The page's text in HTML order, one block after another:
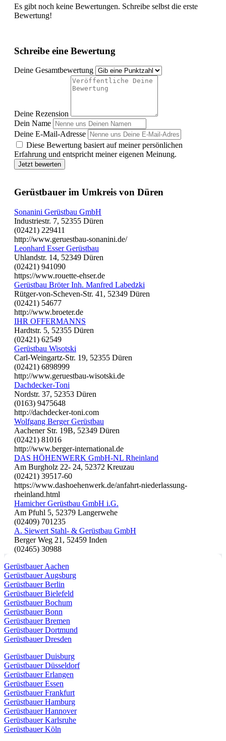
Es gibt noch keine Bewertungen. Schreibe selbst die erste
Bewertung!
Schreibe eine Bewertung
Deine Gesamtbewertung
Deine Rezension
Dein Name
Deine E-Mail-Adresse
Diese Bewertung basiert auf meiner persönlichen
Erfahrung und entspricht meiner eigenen Meinung.
Jetzt bewerten
Gerüstbauer im Umkreis von Düren
Sonanini Gerüstbau GmbH
Industriestr. 7, 52355 Düren
(02421) 229411
http://www.geruestbau-sonanini.de/
Leonhard Esser Gerüstbau
Uhlandstr. 14, 52349 Düren
(02421) 941090
https://www.rouette-ehser.de
Gerüstbau Bröter Inh. Manfred Labedzki
Rütger-von-Scheven-Str. 41, 52349 Düren
(02421) 54677
http://www.broeter.de
IHR OFFERMANNS
Hardtstr. 5, 52355 Düren
(02421) 62549
Gerüstbau Wisotski
Carl-Weingartz-Str. 19, 52355 Düren
(02421) 6898999
http://www.geruestbau-wisotski.de
Dachdecker-Toni
Nordstr. 37, 52353 Düren
(0163) 9475648
http://dachdecker-toni.com
Wolfgang Berger Gerüstbau
Aachener Str. 19B, 52349 Düren
(02421) 81016
http://www.berger-international.de
DAS HÖHENWERK GmbH-NL Rheinland
Am Burgholz 22- 24, 52372 Kreuzau
(02421) 39517-60
https://www.dashoehenwerk.de/anfahrt-niederlassung-
rheinland.html
Hamicher Gerüstbau GmbH i.G.
Am Pfuhl 5, 52379 Langerwehe
(02409) 701235
A. Siewert Stahl- & Gerüstbau GmbH
Berger Weg 21, 52459 Inden
(02465) 30988
Gerüstbauer Aachen
Gerüstbauer Augsburg
Gerüstbauer Berlin
Gerüstbauer Bielefeld
Gerüstbauer Bochum
Gerüstbauer Bonn
Gerüstbauer Bremen
Gerüstbauer Dortmund
Gerüstbauer Dresden
Gerüstbauer Duisburg
Gerüstbauer Düsseldorf
Gerüstbauer Erlangen
Gerüstbauer Essen
Gerüstbauer Frankfurt
Gerüstbauer Hamburg
Gerüstbauer Hannover
Gerüstbauer Karlsruhe
Gerüstbauer Köln